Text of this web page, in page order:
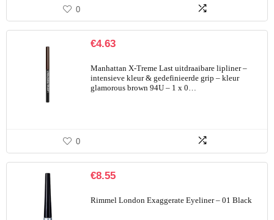
0
€4.63
Manhattan X-Treme Last uitdraaibare lipliner –
intensieve kleur & gedefinieerde grip – kleur
glamorous brown 94U – 1 x 0…
0
€8.55
Rimmel London Exaggerate Eyeliner – 01 Black